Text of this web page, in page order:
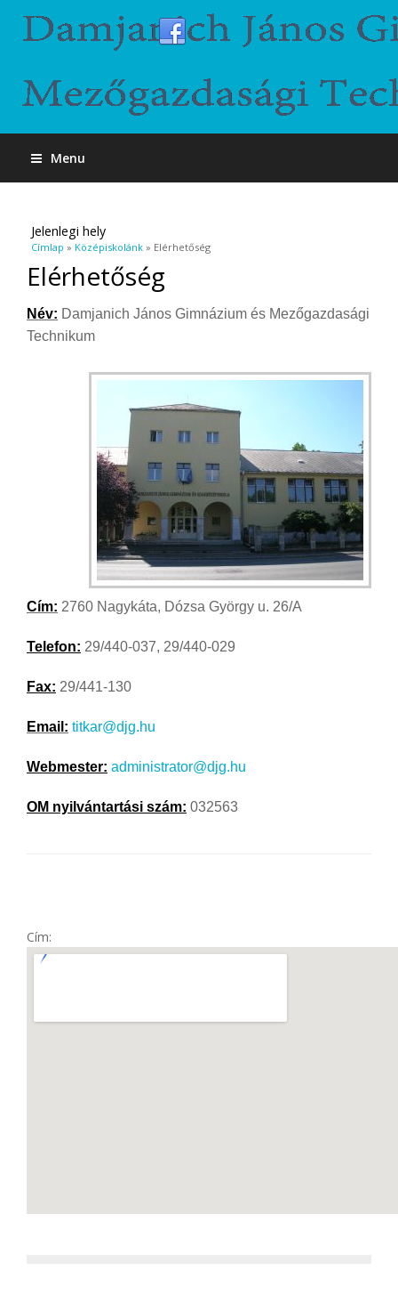
Menu
Jelenlegi hely
Címlap » Középiskolánk » Elérhetőség
Elérhetőség
Név: Damjanich János Gimnázium és Mezőgazdasági
Technikum
Cím: 2760 Nagykáta, Dózsa György u. 26/A
Telefon: 29/440-037, 29/440-029
Fax: 29/441-130
Email: titkar@djg.hu
Webmester: administrator@djg.hu
OM nyilvántartási szám: 032563
Cím: